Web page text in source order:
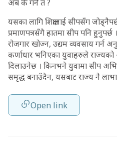
अब के गर्ने त ?
यसका लागि शिक्षालाई सीपसँग
प्रमाणपत्रसँगै हातमा सीप पनि
रोजगार खोज्न, उद्यम व्यवसाय गर्न
कर्णाधार भनिएका युवाहरुले राज्यको
दिलाउनेछ । किनभने युवामा सीप
समृद्ध बनाउँदैन, यसबाट राज्य नै
Open link